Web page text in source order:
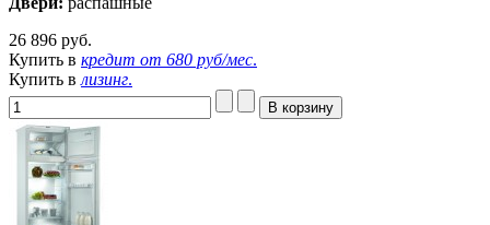
26 896 руб.
Купить в кредит от 680 руб/мес.
Купить в лизинг.